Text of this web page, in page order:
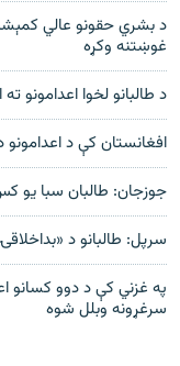
د بشري حقونو عالي
غوښتنه وکړه
د طالبانو لخوا اعدامونو
افغانستان کې د
جوزجان: طالبان سبا
سرپل: طالبانو د
په غزني کې د دوو کسانو
سرغړونه وبلل شوه